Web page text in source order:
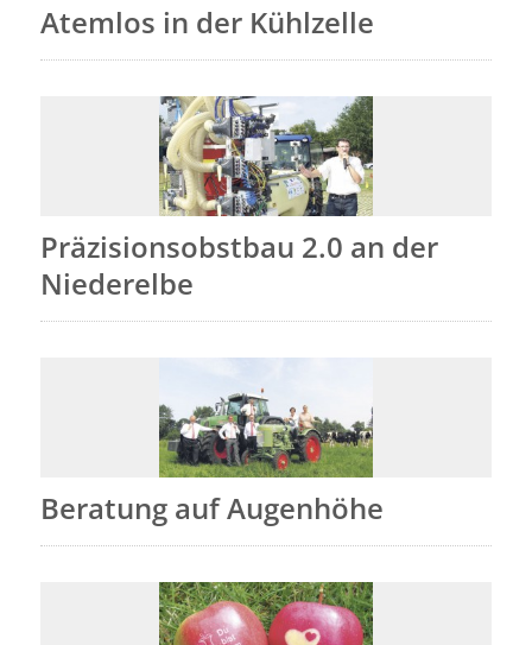
Atemlos in der Kühlzelle
Präzisionsobstbau 2.0 an der
Niederelbe
Beratung auf Augenhöhe